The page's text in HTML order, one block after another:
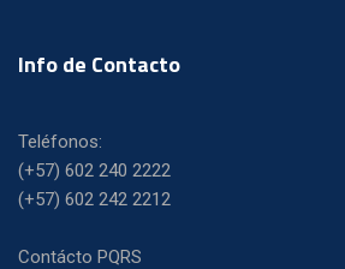
Info de Contacto
Teléfonos:
(+57) 602 240 2222
(+57) 602 242 2212
Contácto PQRS